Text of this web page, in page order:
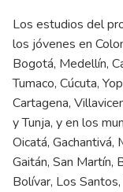
Los estudios del
los jóvenes en
Bogotá, Medellín,
Tumaco, Cúcuta,
Cartagena,
y Tunja, y en los
Oicatá, Gachantivá,
Gaitán, San Martín,
Bolívar, Los